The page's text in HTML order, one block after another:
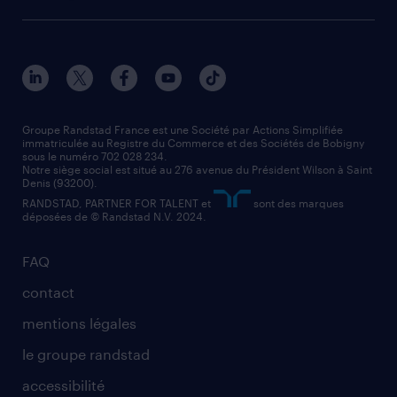
manutentionnaire
assistant administratif
comptable
contact entreprise
faq intérim / recrutement
nos agences par ville
nos agences par région
nos cabinets de recrutement
FAQ
contact
mentions légales
le groupe randstad
accessibilité
Groupe Randstad France est une Société par Actions Simplifiée
immatriculée au Registre du Commerce et des Sociétés de Bobigny
sous le numéro 702 028 234.
Notre siège social est situé au 276 avenue du Président Wilson à Saint
Denis (93200).
RANDSTAD, PARTNER FOR TALENT et
sont des marques
déposées de © Randstad N.V. 2024.